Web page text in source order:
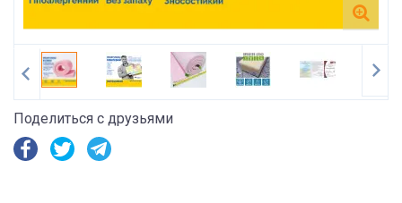
Поделиться с друзьями